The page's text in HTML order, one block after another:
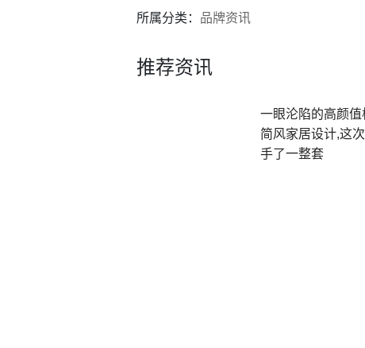
所属分类： 品牌资讯
推荐资讯
一眼沦陷的高颜值
简风家居设计,这
手了一整套